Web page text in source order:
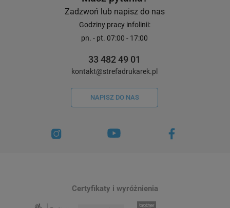
Zadzwoń lub napisz do nas
Godziny pracy infolinii:
pn. - pt. 07:00 - 17:00
33 482 49 01
kontakt@strefadrukarek.pl
NAPISZ DO NAS
Certyfikaty i wyróżnienia